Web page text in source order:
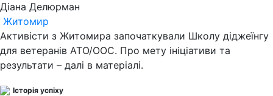
Діана Делюрман
Житомир
Активісти з Житомира започаткували Школу діджеїнгу
для ветеранів АТО/ООС. Про мету ініціативи та
результати – далі в матеріалі.
Історія успіху